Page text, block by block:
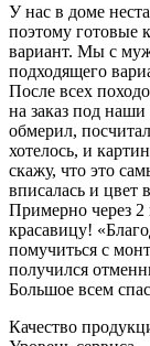
У нас в доме
поэтому готовые
вариант. Мы с
подходящего
После всех
на заказ под
обмерил,
хотелось, и
скажу, что это
вписалась и цвет
Примерно через
красавицу!
помучиться с
получился
Большое всем
Качество